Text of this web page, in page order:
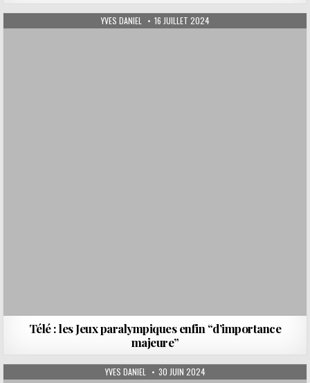
AUTHOR:
YVES DANIEL PUBLISHED DATE:
16 JUILLET 2024
Télé : les Jeux paralympiques enfin “d’importance
majeure”
AUTHOR:
YVES DANIEL PUBLISHED DATE:
30 JUIN 2024